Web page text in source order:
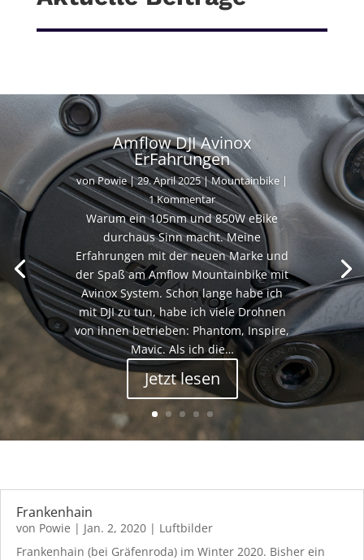
Amflow DJI Avinox
ErFahrungen
vonPowie|29. April 2025|Mountainbike |
1 Kommentar
Warum ein 105nm und 850W eBike
durchaus Sinn macht. Meine
Erfahrungen mit der neuen Marke und
der Spaß am Amflow Mountainbike mit
Avinox System. Schon lange habe ich
mit DJI zu tun, habe ich viele Drohnen
von ihnen betrieben: Phantom, Inspire,
Mavic. Als ich die…
Jetzt lesen
Frankenhain
von Powie | Jan. 2, 2020 | Luftbilder
Frankenhain (bei Gräfenroda) im Winter 2020. Bisher ein